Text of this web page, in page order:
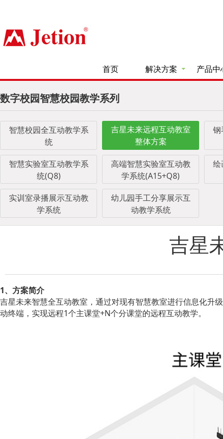
首页 解决方案 产品中
数字校园智慧校园教学系列
智慧校园全互动教学系
统
吉星未来远程互动教室
整体方案
钢
智慧实验室互动教学系
统(Q8)
高端智慧实验室互动教
学系统(A15+Q8)
绘
实训室录播展示互动教
学系统
幼儿园手工分享展示互
动教学系统
吉星
1、方案简介
吉星未来智慧全互动教室，通过对现有智慧教室进行信息化升
动终端，实现远程1个主课堂+N个分课堂的远程互动教学。